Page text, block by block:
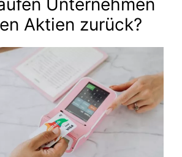
Unternehmen
Aktien zurück?